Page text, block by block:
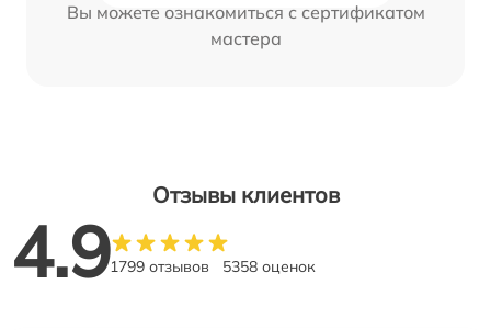
Вы можете ознакомиться с сертификатом
мастера
Отзывы клиентов
4.91799 отзывов 5358 оценок